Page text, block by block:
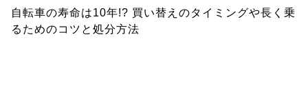
自転車の寿命は10年!? 買い替えのタイミングや長く乗
るためのコツと処分方法